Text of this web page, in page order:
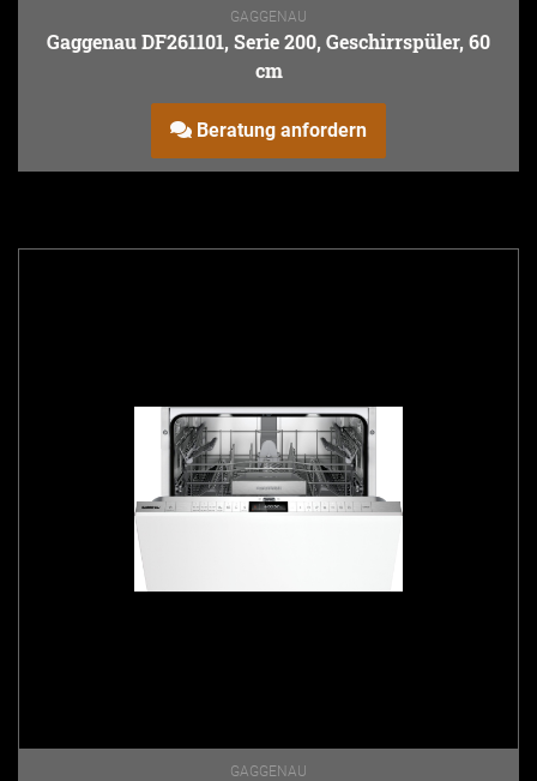
GAGGENAU
Gaggenau DF261101, Serie 200, Geschirrspüler, 60
cm
Beratung anfordern
GAGGENAU